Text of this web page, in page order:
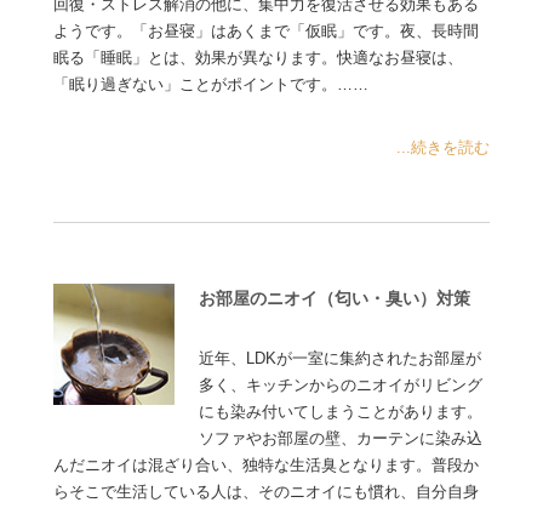
回復・ストレス解消の他に、集中力を復活させる効果もある
ようです。「お昼寝」はあくまで「仮眠」です。夜、長時間
眠る「睡眠」とは、効果が異なります。快適なお昼寝は、
「眠り過ぎない」ことがポイントです。……
...続きを読む
お部屋のニオイ（匂い・臭い）対策
近年、LDKが一室に集約されたお部屋が
多く、キッチンからのニオイがリビング
にも染み付いてしまうことがあります。
ソファやお部屋の壁、カーテンに染み込
んだニオイは混ざり合い、独特な生活臭となります。普段か
らそこで生活している人は、そのニオイにも慣れ、自分自身